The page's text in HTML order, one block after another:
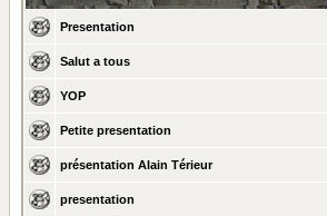
Presentation
Salut a tous
YOP
Petite presentation
présentation Alain Térieur
presentation